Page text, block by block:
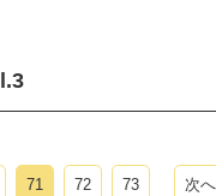
71 72 73 次へ